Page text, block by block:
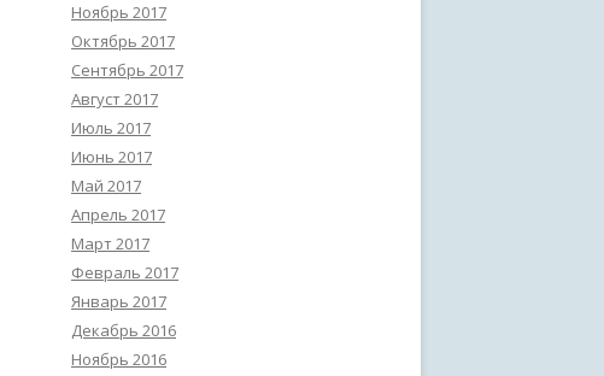
Ноябрь 2017
Октябрь 2017
Сентябрь 2017
Август 2017
Июль 2017
Июнь 2017
Май 2017
Апрель 2017
Март 2017
Февраль 2017
Январь 2017
Декабрь 2016
Ноябрь 2016